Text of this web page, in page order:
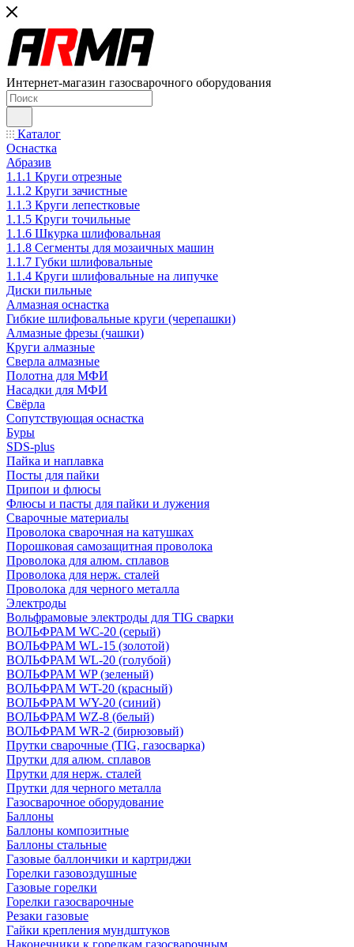
Интернет-магазин газосварочного оборудования
Каталог
Оснастка
Абразив
1.1.1 Круги отрезные
1.1.2 Круги зачистные
1.1.3 Круги лепестковые
1.1.5 Круги точильные
1.1.6 Шкурка шлифовальная
1.1.8 Сегменты для мозаичных машин
1.1.7 Губки шлифовальные
1.1.4 Круги шлифовальные на липучке
Диски пильные
Алмазная оснастка
Гибкие шлифовальные круги (черепашки)
Алмазные фрезы (чашки)
Круги алмазные
Сверла алмазные
Полотна для МФИ
Насадки для МФИ
Свёрла
Сопутствующая оснастка
Буры
SDS-plus
Пайка и наплавка
Посты для пайки
Припои и флюсы
Флюсы и пасты для пайки и лужения
Сварочные материалы
Проволока сварочная на катушках
Порошковая самозащитная проволока
Проволока для алюм. сплавов
Проволока для нерж. сталей
Проволока для черного металла
Электроды
Вольфрамовые электроды для TIG сварки
ВОЛЬФРАМ WC-20 (серый)
ВОЛЬФРАМ WL-15 (золотой)
ВОЛЬФРАМ WL-20 (голубой)
ВОЛЬФРАМ WP (зеленый)
ВОЛЬФРАМ WT-20 (красный)
ВОЛЬФРАМ WY-20 (синий)
ВОЛЬФРАМ WZ-8 (белый)
ВОЛЬФРАМ WR-2 (бирюзовый)
Прутки сварочные (TIG, газосварка)
Прутки для алюм. сплавов
Прутки для нерж. сталей
Прутки для черного металла
Газосварочное оборудование
Баллоны
Баллоны композитные
Баллоны стальные
Газовые баллончики и картриджи
Горелки газовоздушные
Газовые горелки
Горелки газосварочные
Резаки газовые
Гайки крепления мундштуков
Наконечники к горелкам газосварочным